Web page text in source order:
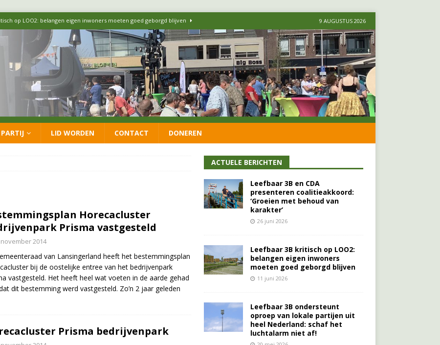
op LOO2: belangen eigen inwoners moeten goed geborgd blijven
oproep van lokale partijen uit heel Nederland: schaf het
formatie: vacature voor onafhankelijke wethouder Sociaal Domein
CDA presenteren coalitieakkoord: ‘Groeien met behoud van karakter’
9 AUGUSTUS 2026
LID WORDEN CONTACT DONEREN
Horecacluster
Prisma vastgesteld
2014
van Lansingerland heeft het bestemmingsplan
bij de oostelijke entree van het bedrijvenpark
vastgesteld. Het heeft heel wat voeten in de aarde gehad
dit bestemming werd vastgesteld. Zo’n 2 jaar geleden
Prisma bedrijvenpark
ACTUELE BERICHTEN
Leefbaar 3B en CDA
presenteren coalitieakkoord:
‘Groeien met behoud van
karakter’
26 juni 2026
Leefbaar 3B kritisch op LOO2:
belangen eigen inwoners
moeten goed geborgd blijven
11 juni 2026
Leefbaar 3B ondersteunt
oproep van lokale partijen uit
heel Nederland: schaf het
luchtalarm niet af!